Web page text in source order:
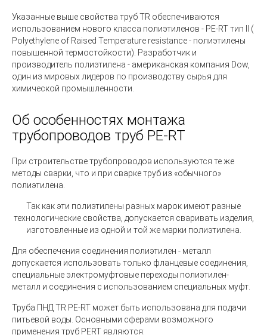
Указанные выше свойства труб TR обеспечиваются
использованием нового класса полиэтиленов - PE-RT тип II (
Polyethylene of Raised Temperature resistance- полиэтилены
повышенной термостойкости). Разработчик и
производитель полиэтилена - американская компания Dow,
один из мировых лидеров по производству сырья для
химической промышленности.
Об особенностях монтажа
трубопроводов труб PE-RT
При строительстве трубопроводов используются те же
методы сварки, что и при сварке труб из «обычного»
полиэтилена.
Так как эти полиэтилены разных марок имеют разные
технологические свойства, допускается сваривать изделия,
изготовленные из одной и той же марки полиэтилена.
Для обеспечения соединения полиэтилен - металл
допускается использовать только фланцевые соединения,
специальные электромуфтовые переходы полиэтилен-
металл и соединения с использованием специальных муфт.
Труба ПНД TR PE-RT может быть использована для подачи
питьевой воды. Основными сферами возможного
применения труб PERT являютcя: